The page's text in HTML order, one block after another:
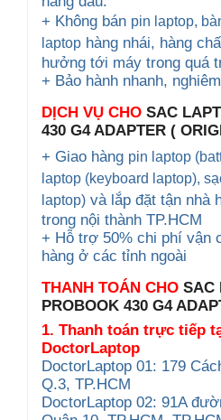
+ Không bán pin laptop,
laptop hàng nhái, hàng
hưởng tới máy trong quá
+ Bảo hành nhanh,
DỊCH VỤ CHO SAC
430 G4 ADAPTER (
+ Giao hàng pin laptop
laptop (keyboard laptop),
laptop) và lắp đặt tận nhà
trong nội thành TP.HCM
+ Hỗ trợ 50% chi phí vận
hàng ở các tỉnh ngoài
THANH TOÁN CHO SAC
PROBOOK 430 G4
1. Thanh toán trực tiếp
DoctorLaptop
DoctorLaptop 01: 179
Q.3, TP.HCM
DoctorLaptop 02: 91A